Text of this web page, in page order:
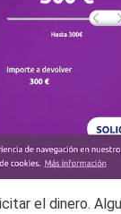
el dinero.